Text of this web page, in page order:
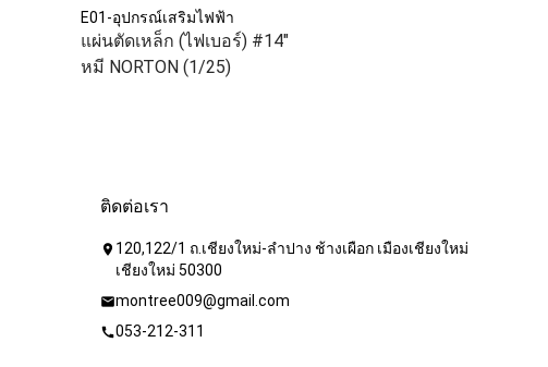
E01-อุปกรณ์เสริมไฟฟ้า
แผ่นตัดเหล็ก (ไฟเบอร์) #14"
หมี NORTON (1/25)
ติดต่อเรา
location_on 120,122/1 ถ.เชียงใหม่-ลำปาง ช้างเผือก เมืองเชียงใหม่
เชียงใหม่ 50300
mailmontree009@gmail.com
call053-212-311